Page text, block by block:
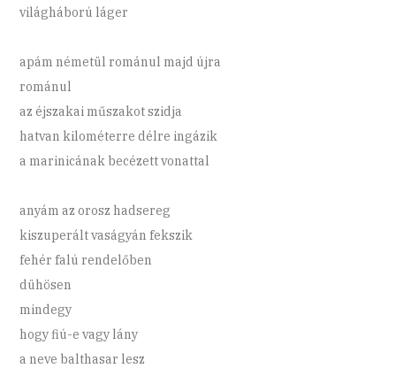
világháború láger
apám németül románul majd újra
románul
az éjszakai műszakot szidja
hatvan kilométerre délre ingázik
a marinicának becézett vonattal
anyám az orosz hadsereg
kiszuperált vaságyán fekszik
fehér falú rendelőben
dühösen
mindegy
hogy fiú-e vagy lány
a neve balthasar lesz